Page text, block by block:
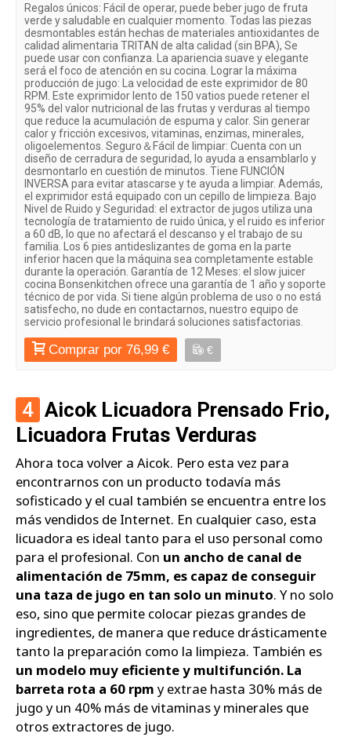
Regalos únicos: Fácil de operar, puede beber jugo de fruta
verde y saludable en cualquier momento. Todas las piezas
desmontables están hechas de materiales antioxidantes de
calidad alimentaria TRITAN de alta calidad (sin BPA), Se
puede usar con confianza. La apariencia suave y elegante
será el foco de atención en su cocina. Lograr la máxima
producción de jugo: La velocidad de este exprimidor de 80
RPM. Este exprimidor lento de 150 vatios puede retener el
95% del valor nutricional de las frutas y verduras al tiempo
que reduce la acumulación de espuma y calor. Sin generar
calor y fricción excesivos, vitaminas, enzimas, minerales,
oligoelementos. Seguro＆Fácil de limpiar: Cuenta con un
diseño de cerradura de seguridad, lo ayuda a ensamblarlo y
desmontarlo en cuestión de minutos. Tiene FUNCIÓN
INVERSA para evitar atascarse y te ayuda a limpiar. Además,
el exprimidor está equipado con un cepillo de limpieza. Bajo
Nivel de Ruido y Seguridad: el extractor de jugos utiliza una
tecnología de tratamiento de ruido única, y el ruido es inferior
a 60 dB, lo que no afectará el descanso y el trabajo de su
familia. Los 6 pies antideslizantes de goma en la parte
inferior hacen que la máquina sea completamente estable
durante la operación. Garantía de 12 Meses: el slow juicer
cocina Bonsenkitchen ofrece una garantía de 1 año y soporte
técnico de por vida. Si tiene algún problema de uso o no está
satisfecho, no dude en contactarnos, nuestro equipo de
servicio profesional le brindará soluciones satisfactorias.
Comprar por 76,99 € €
4 Aicok Licuadora Prensado Frio,
Licuadora Frutas Verduras
Ahora toca volver a Aicok. Pero esta vez para
encontrarnos con un producto todavía más
sofisticado y el cual también se encuentra entre los
más vendidos de Internet. En cualquier caso, esta
licuadora es ideal tanto para el uso personal como
para el profesional. Con un ancho de canal de
alimentación de 75mm, es capaz de conseguir
una taza de jugo en tan solo un minuto. Y no solo
eso, sino que permite colocar piezas grandes de
ingredientes, de manera que reduce drásticamente
tanto la preparación como la limpieza. También es
un modelo muy eficiente y multifunción. La
barreta rota a 60 rpm y extrae hasta 30% más de
jugo y un 40% más de vitaminas y minerales que
otros extractores de jugo.